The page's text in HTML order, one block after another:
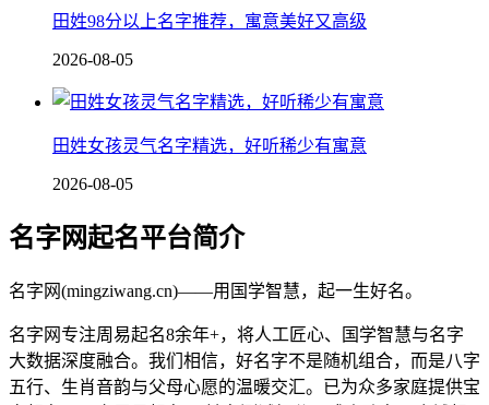
田姓98分以上名字推荐，寓意美好又高级
2026-08-05
田姓女孩灵气名字精选，好听稀少有寓意
2026-08-05
名字网起名平台简介
名字网(mingziwang.cn)——用国学智慧，起一生好名。
名字网专注周易起名8余年+，将人工匠心、国学智慧与名字
大数据深度融合。我们相信，好名字不是随机组合，而是八字
五行、生肖音韵与父母心愿的温暖交汇。已为众多家庭提供宝